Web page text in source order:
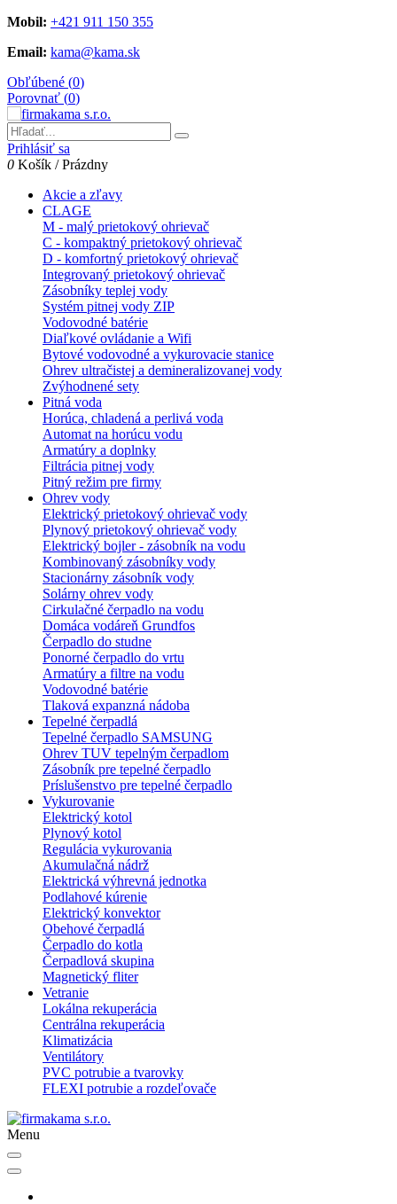
Mobil: +421 911 150 355
Email: kama@kama.sk
Obľúbené (0)
Porovnať (0)
Prihlásiť sa
0 Košík /Prázdny
Akcie a zľavy
CLAGE
M - malý prietokový ohrievač
C - kompaktný prietokový ohrievač
D - komfortný prietokový ohrievač
Integrovaný prietokový ohrievač
Zásobníky teplej vody
Systém pitnej vody ZIP
Vodovodné batérie
Diaľkové ovládanie a Wifi
Bytové vodovodné a vykurovacie stanice
Ohrev ultračistej a demineralizovanej vody
Zvýhodnené sety
Pitná voda
Horúca, chladená a perlivá voda
Automat na horúcu vodu
Armatúry a doplnky
Filtrácia pitnej vody
Pitný režim pre firmy
Ohrev vody
Elektrický prietokový ohrievač vody
Plynový prietokový ohrievač vody
Elektrický bojler - zásobník na vodu
Kombinovaný zásobníky vody
Stacionárny zásobník vody
Solárny ohrev vody
Cirkulačné čerpadlo na vodu
Domáca vodáreň Grundfos
Čerpadlo do studne
Ponorné čerpadlo do vrtu
Armatúry a filtre na vodu
Vodovodné batérie
Tlaková expanzná nádoba
Tepelné čerpadlá
Tepelné čerpadlo SAMSUNG
Ohrev TUV tepelným čerpadlom
Zásobník pre tepelné čerpadlo
Príslušenstvo pre tepelné čerpadlo
Vykurovanie
Elektrický kotol
Plynový kotol
Regulácia vykurovania
Akumulačná nádrž
Elektrická výhrevná jednotka
Podlahové kúrenie
Elektrický konvektor
Obehové čerpadlá
Čerpadlo do kotla
Čerpadlová skupina
Magnetický fliter
Vetranie
Lokálna rekuperácia
Centrálna rekuperácia
Klimatizácia
Ventilátory
PVC potrubie a tvarovky
FLEXI potrubie a rozdeľovače
Menu